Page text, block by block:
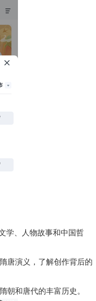
学、人物故事和中国哲
唐演义，了解创作背后的
朝和唐代的丰富历史。